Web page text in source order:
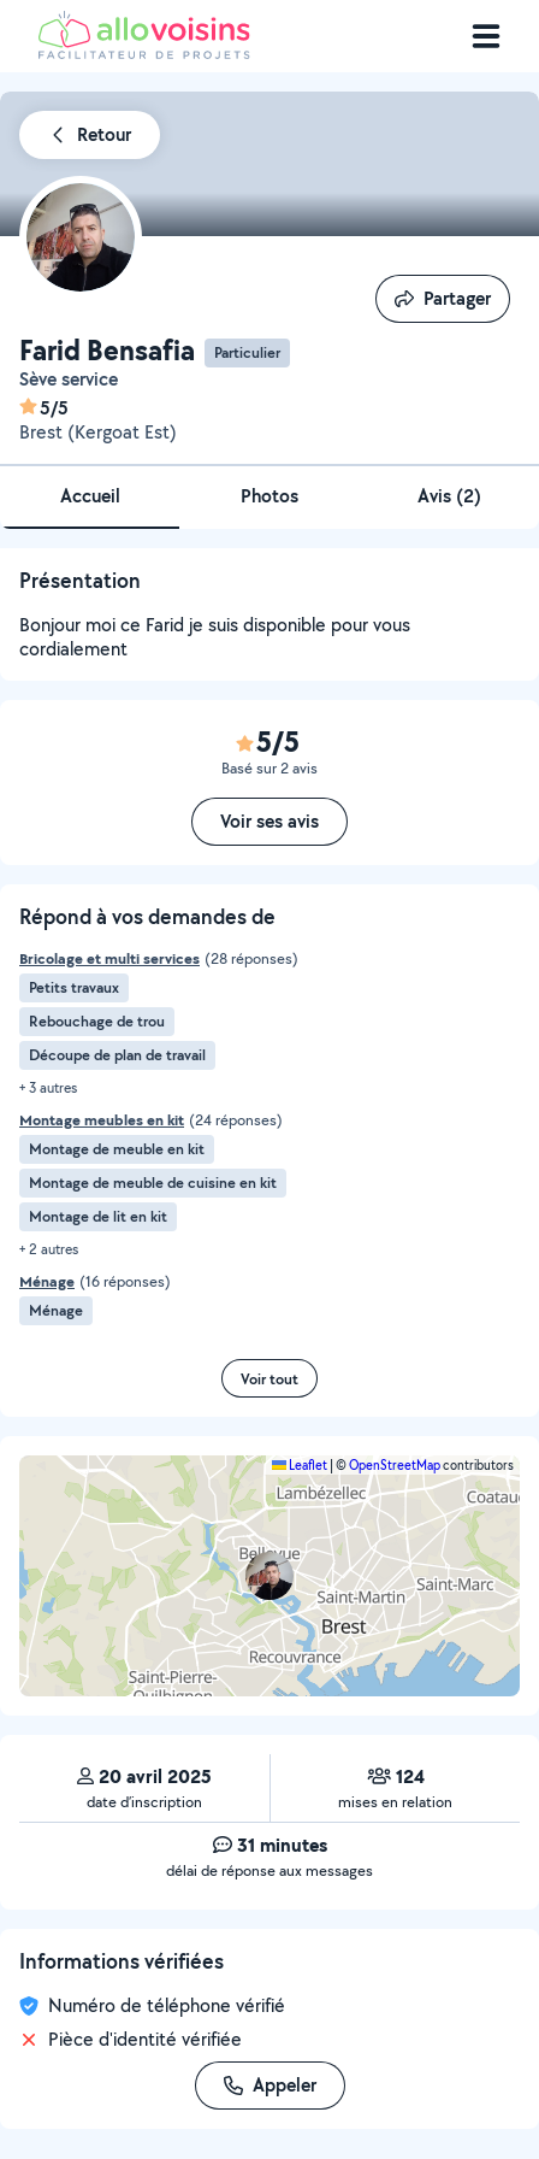
Retour
Farid Bensafia Particulier
Sève service
5/5
Brest (Kergoat Est)
Partager
Partager
Accueil Photos Avis (2)
Présentation
Bonjour moi ce Farid je suis disponible pour vous
cordialement
5/5
Basé sur 2 avis
Voir ses avis
Répond à vos demandes de
Bricolage et multi services (28 réponses)
Petits travaux
Rebouchage de trou
Découpe de plan de travail
+ 3 autres
Montage meubles en kit (24 réponses)
Montage de meuble en kit
Montage de meuble de cuisine en kit
Montage de lit en kit
+ 2 autres
Ménage (16 réponses)
Ménage
Voir tout
Leaflet ©OpenStreetMapcontributors
20 avril 2025
date d’inscription
124
mises en relation
31 minutes
délai de réponse aux messages
Informations vérifiées
Numéro de téléphone vérifié
Pièce d'identité vérifiée
Appeler